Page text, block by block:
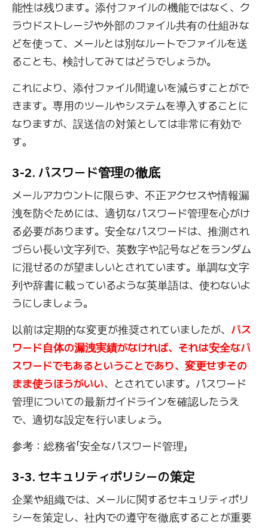
能性は残ります。添付ファイルの機能ではなく、ク
ラウドストレージや外部のファイル共有の仕組みな
どを使って、メールとは別なルートでファイルを送
ることも、検討してみてはどうでしょうか。
これにより、添付ファイル間違いを減らすことがで
きます。専用のツールやシステムを導入することに
なりますが、誤送信の対策としては非常に有効で
す。
3-2. パスワード管理の徹底
メールアカウントに限らず、不正アクセスや情報漏
洩を防ぐためには、適切なパスワード管理を心がけ
る必要があります。安全なパスワードは、推測され
づらい長い文字列で、英数字や記号などをランダム
に混ぜるのが望ましいとされています。単調な文字
列や辞書に載っているような英単語は、使わないよ
うにしましょう。
以前は定期的な変更が推奨されていましたが、 パス
ワード自体の漏洩実績がなければ、それは安全なパ
スワードでもあるということであり、変更せずその
まま使うほうがいい、とされています。パスワード
管理についての最新ガイドラインを確認したうえ
で、適切な設定を行いましょう。
参考： 総務省「安全なパスワード管理」
3-3. セキュリティポリシーの策定
企業や組織では、メールに関するセキュリティポリ
シーを策定し、社内での遵守を徹底することが重要